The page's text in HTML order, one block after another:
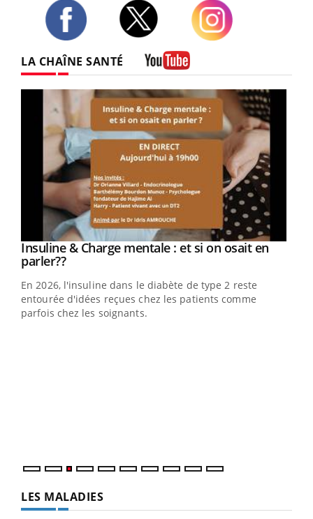
LA CHAÎNE SANTÉ
Youtube
Insuline & Charge mentale : et si on osait en
parler??Youtube
En 2026, l'insuline dans le diabète de type 2 reste
entourée d'idées reçues chez les patients comme
parfois chez les soignants.
LES MALADIES